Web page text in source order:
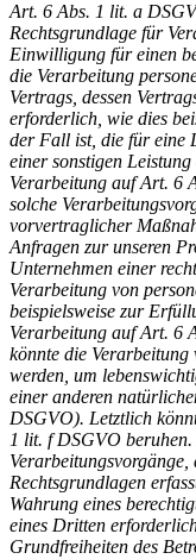
Art. 6 Abs. 1 lit. a
Rechtsgrundlage für
Einwilligung für einen
die Verarbeitung
Vertrags, dessen
erforderlich, wie dies
der Fall ist, die für eine
einer sonstigen
Verarbeitung auf Art. 6
solche
vorvertraglicher
Anfragen zur unseren
Unternehmen einer
Verarbeitung von
beispielsweise zur
Verarbeitung auf Art. 6
könnte die
werden, um
einer anderen
DSGVO). Letztlich
1 lit. f DSGVO
Rechtsgrundlagen
Wahrung eines
eines Dritten
Grundfreiheiten des